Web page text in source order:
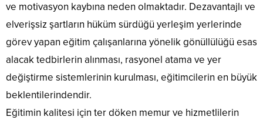
ve motivasyon kaybına neden olmaktadır. Dezavantajlı ve
elverişsiz şartların hüküm sürdüğü yerleşim yerlerinde
görev yapan eğitim çalışanlarına yönelik gönüllülüğü esas
alacak tedbirlerin alınması, rasyonel atama ve yer
değiştirme sistemlerinin kurulması, eğitimcilerin en büyük
beklentilerindendir.
Eğitimin kalitesi için ter döken memur ve hizmetlilerin